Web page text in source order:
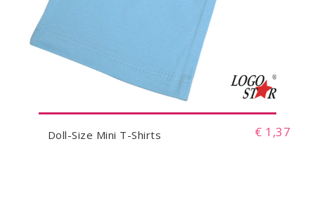
Doll-Size Mini T-Shirts € 1,37